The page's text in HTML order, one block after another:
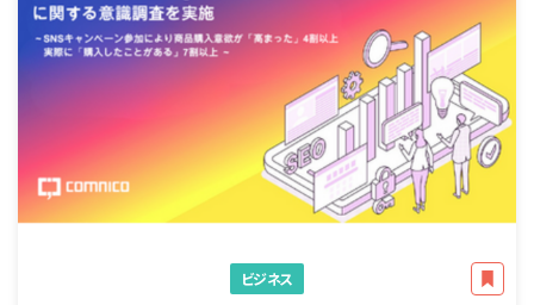
ビジネス